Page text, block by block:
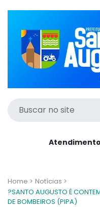
Home > Notícias >
?SANTO AUGUSTO É
DE BOMBEIROS (PIPA)